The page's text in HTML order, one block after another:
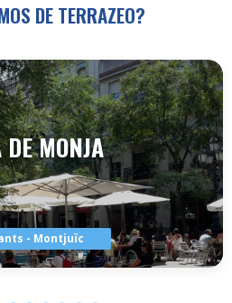
DE TERRAZEO?
DE MONJA
- Montjuïc
TERRAZA